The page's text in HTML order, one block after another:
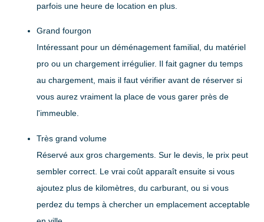
parfois une heure de location en plus.
Grand fourgon
Intéressant pour un déménagement familial, du matériel
pro ou un chargement irrégulier. Il fait gagner du temps
au chargement, mais il faut vérifier avant de réserver si
vous aurez vraiment la place de vous garer près de
l'immeuble.
Très grand volume
Réservé aux gros chargements. Sur le devis, le prix peut
sembler correct. Le vrai coût apparaît ensuite si vous
ajoutez plus de kilomètres, du carburant, ou si vous
perdez du temps à chercher un emplacement acceptable